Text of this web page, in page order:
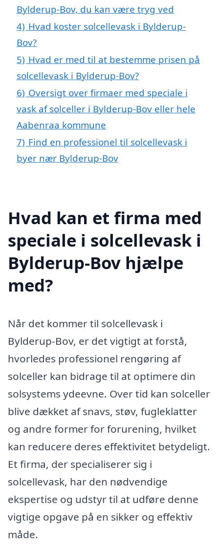
Bylderup-Bov, du kan være tryg ved
4) Hvad koster solcellevask i Bylderup-
Bov?
5) Hvad er med til at bestemme prisen på
solcellevask i Bylderup-Bov?
6) Oversigt over firmaer med speciale i
vask af solceller i Bylderup-Bov eller hele
Aabenraa kommune
7) Find en professionel til solcellevask i
byer nær Bylderup-Bov
Hvad kan et firma med
speciale i solcellevask i
Bylderup-Bov hjælpe
med?
Når det kommer til solcellevask i
Bylderup-Bov, er det vigtigt at forstå,
hvorledes professionel rengøring af
solceller kan bidrage til at optimere din
solsystems ydeevne. Over tid kan solceller
blive dækket af snavs, støv, fugleklatter
og andre former for forurening, hvilket
kan reducere deres effektivitet betydeligt.
Et firma, der specialiserer sig i
solcellevask, har den nødvendige
ekspertise og udstyr til at udføre denne
vigtige opgave på en sikker og effektiv
måde.